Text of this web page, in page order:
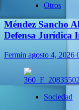
Otros
Méndez Sancho
Defensa Jurídica
Fermin agosto 4, 2026
Sociedad